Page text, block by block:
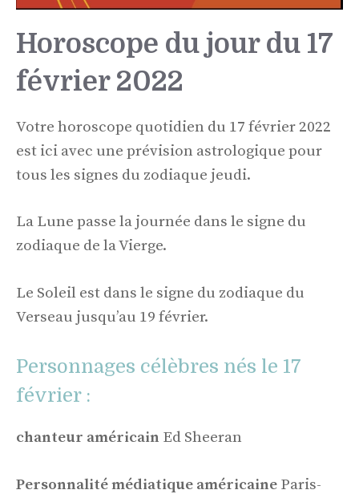
Horoscope du jour du 17
février 2022
Votre horoscope quotidien du 17 février 2022
est ici avec une prévision astrologique pour
tous les signes du zodiaque jeudi.
La Lune passe la journée dans le signe du
zodiaque de la Vierge.
Le Soleil est dans le signe du zodiaque du
Verseau jusqu’au 19 février.
Personnages célèbres nés le 17
février :
chanteur américain Ed Sheeran
Personnalité médiatique américaine Paris-